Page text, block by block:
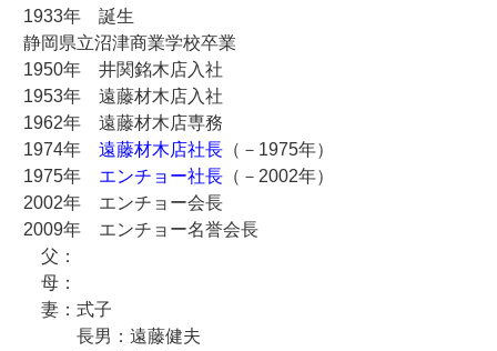
1933年 誕生
静岡県立沼津商業学校卒業
1950年 井関銘木店入社
1953年 遠藤材木店入社
1962年 遠藤材木店専務
1974年 遠藤材木店社長（－1975年）
1975年 エンチョー社長（－2002年）
2002年 エンチョー会長
2009年 エンチョー名誉会長
父：
母：
妻：式子
長男：遠藤健夫